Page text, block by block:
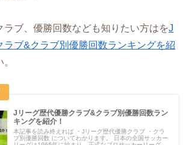
ラブ、優勝回数なども知りたい方はをJ
ラブ&クラブ別優勝回数ランキングを紹
Jリーグ歴代優勝クラブ&クラブ別優勝回数ラン
キングを紹介！
本記事を読み終えれば ・Jリーグ歴代優勝クラブ ・クラ
ブ別優勝回数 についてわかります。 日本の全国サッカー